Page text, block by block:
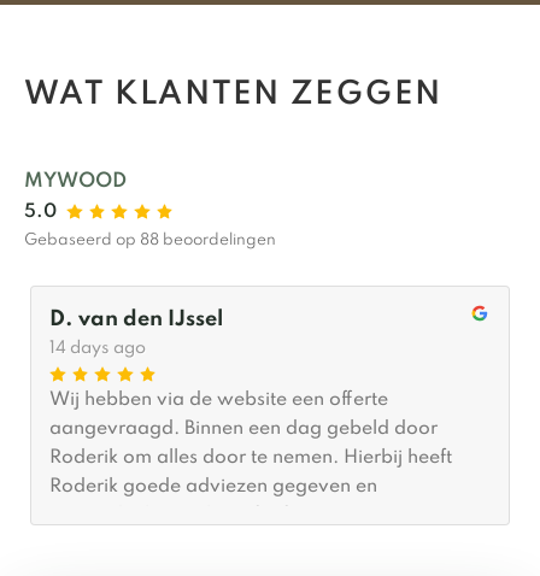
WAT KLANTEN ZEGGEN
MYWOOD
5.0
Gebaseerd op 88 beoordelingen
D. van den IJssel
14 days ago
Wij hebben via de website een offerte
aangevraagd. Binnen een dag gebeld door
Roderik om alles door te nemen. Hierbij heeft
Roderik goede adviezen gegeven en